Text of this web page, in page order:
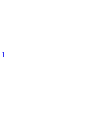
1